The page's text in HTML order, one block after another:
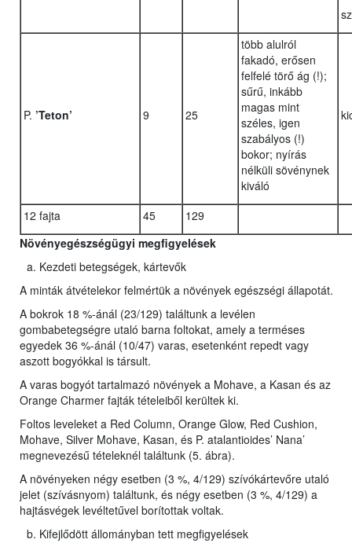
P. ’Teton’ 9 25
több alulról
fakadó, erősen
felfelé törő ág (!);
sűrű, inkább
magas mint
széles, igen
szabályos (!)
bokor; nyírás
nélküli sövénynek
kiváló
12 fajta 45
129
Növényegészségügyi megfigyelések
Kezdeti betegségek, kártevők
A minták átvételekor felmértük a növények egészségi állapotát.
A bokrok 18 %-ánál (23/129) találtunk a levélen
gombabetegségre utaló barna foltokat, amely a terméses
egyedek 36 %-ánál (10/47) varas, esetenként repedt vagy
aszott bogyókkal is társult.
A varas bogyót tartalmazó növények a Mohave, a Kasan és az
Orange Charmer fajták tételeiből kerültek ki.
Foltos leveleket a Red Column, Orange Glow, Red Cushion,
Mohave, Silver Mohave, Kasan, és P. atalantioides’ Nana’
megnevezésű tételeknél találtunk (5. ábra).
A növényeken négy esetben (3 %, 4/129) szívókártevőre utaló
jelet (szívásnyom) találtunk, és négy esetben (3 %, 4/129) a
hajtásvégek levéltetűvel borítottak voltak.
Kifejlődött állományban tett megfigyelések